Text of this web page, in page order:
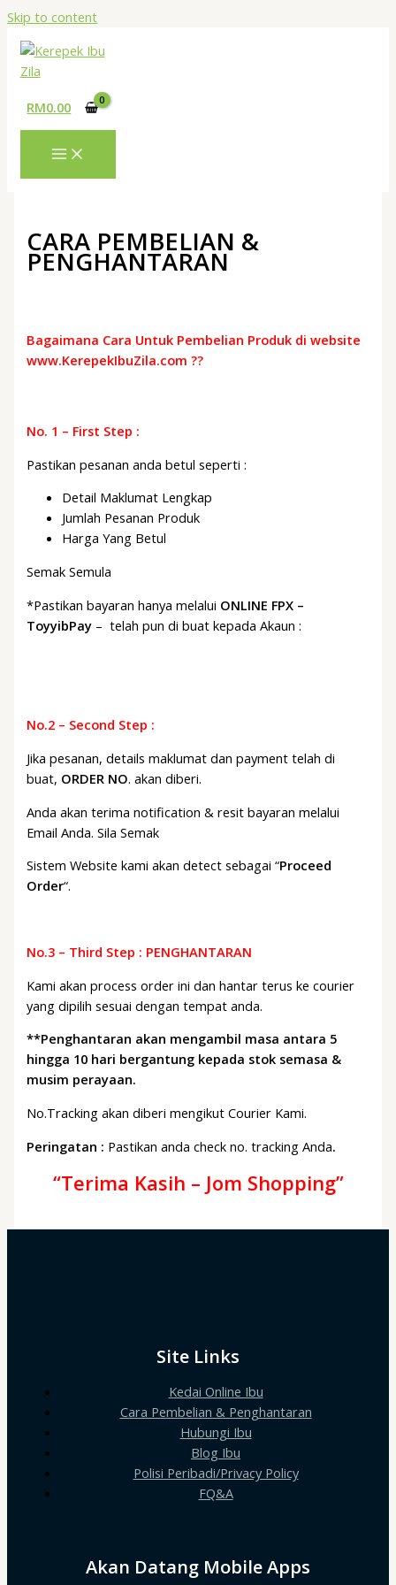
Skip to content
RM0.00
CARA PEMBELIAN &
PENGHANTARAN
Bagaimana Cara Untuk Pembelian Produk di website
www.KerepekIbuZila.com ??
No. 1 – First Step :
Pastikan pesanan anda betul seperti :
Detail Maklumat Lengkap
Jumlah Pesanan Produk
Harga Yang Betul
Semak Semula
*Pastikan bayaran hanya melalui ONLINE FPX –
ToyyibPay – telah pun di buat kepada Akaun :
No.2 – Second Step :
Jika pesanan, details maklumat dan payment telah di
buat, ORDER NO. akan diberi.
Anda akan terima notification & resit bayaran melalui
Email Anda. Sila Semak
Sistem Website kami akan detect sebagai “Proceed
Order“.
No.3 – Third Step : PENGHANTARAN
Kami akan process order ini dan hantar terus ke courier
yang dipilih sesuai dengan tempat anda.
**Penghantaran akan mengambil masa antara 5
hingga 10 hari bergantung kepada stok semasa &
musim perayaan.
No.Tracking akan diberi mengikut Courier Kami.
Peringatan : Pastikan anda check no. tracking Anda.
“Terima Kasih – Jom Shopping”
Site Links
Kedai Online Ibu
Cara Pembelian & Penghantaran
Hubungi Ibu
Blog Ibu
Polisi Peribadi/Privacy Policy
FQ&A
Akan Datang Mobile Apps